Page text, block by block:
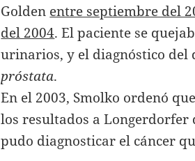
Golden entre septiembre del
del 2004. El paciente se
urinarios, y el diagnóstico del
próstata.
En el 2003, Smolko ordenó
los resultados a
pudo diagnosticar el cáncer